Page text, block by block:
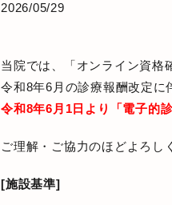
2026/05/29
当院では、「オンライン資格
令和8年6 月の診療報酬改定に
令和8年6月1日より「電子的
ご理解・ご協力のほどよろし
[施設基準]